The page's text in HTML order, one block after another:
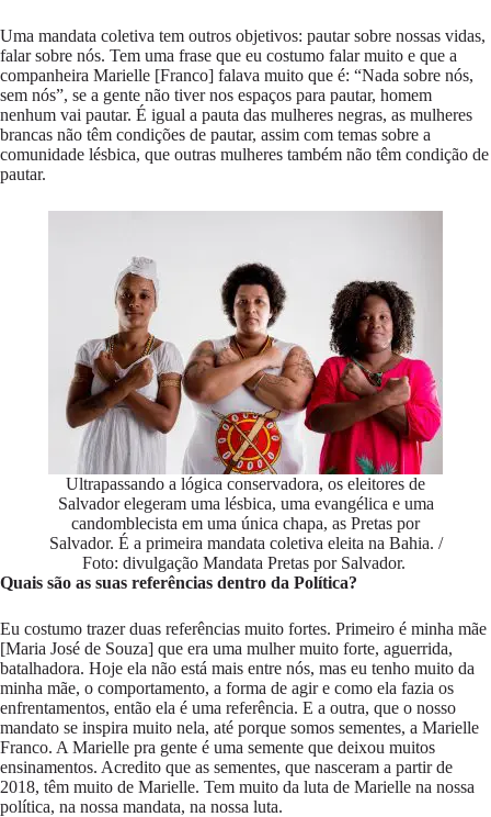
Uma mandata coletiva tem outros objetivos: pautar sobre nossas vidas,
falar sobre nós. Tem uma frase que eu costumo falar muito e que a
companheira Marielle [Franco] falava muito que é: “Nada sobre nós,
sem nós”, se a gente não tiver nos espaços para pautar, homem
nenhum vai pautar. É igual a pauta das mulheres negras, as mulheres
brancas não têm condições de pautar, assim com temas sobre a
comunidade lésbica, que outras mulheres também não têm condição de
pautar.
Ultrapassando a lógica conservadora, os eleitores de
Salvador elegeram uma lésbica, uma evangélica e uma
candomblecista em uma única chapa, as Pretas por
Salvador. É a primeira mandata coletiva eleita na Bahia. /
Foto: divulgação Mandata Pretas por Salvador.
Quais são as suas referências dentro da Política?
Eu costumo trazer duas referências muito fortes. Primeiro é minha mãe
[Maria José de Souza] que era uma mulher muito forte, aguerrida,
batalhadora. Hoje ela não está mais entre nós, mas eu tenho muito da
minha mãe, o comportamento, a forma de agir e como ela fazia os
enfrentamentos, então ela é uma referência. E a outra, que o nosso
mandato se inspira muito nela, até porque somos sementes, a Marielle
Franco. A Marielle pra gente é uma semente que deixou muitos
ensinamentos. Acredito que as sementes, que nasceram a partir de
2018, têm muito de Marielle. Tem muito da luta de Marielle na nossa
política, na nossa mandata, na nossa luta.